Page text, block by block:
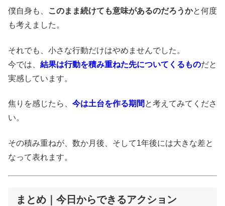
僕自身も、 このまま続けても意味があるのだろうかと何度
も考えました。
それでも、小さな行動だけはやめませんでした。
今では、 結果は行動を積み重ねた先についてくるものだと
実感しています。
焦りを感じたら、 今は土台を作る期間 と考えてみてくださ
い。
その積み重ねが、数か月後、そして1年後には大きな差と
なって表れます。
まとめ｜今日からできるアクション